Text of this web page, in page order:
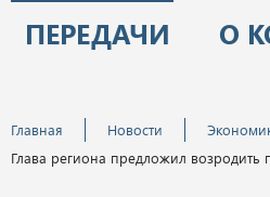
ПЕРЕДАЧИ
О
Главная Новости
Глава региона предложил